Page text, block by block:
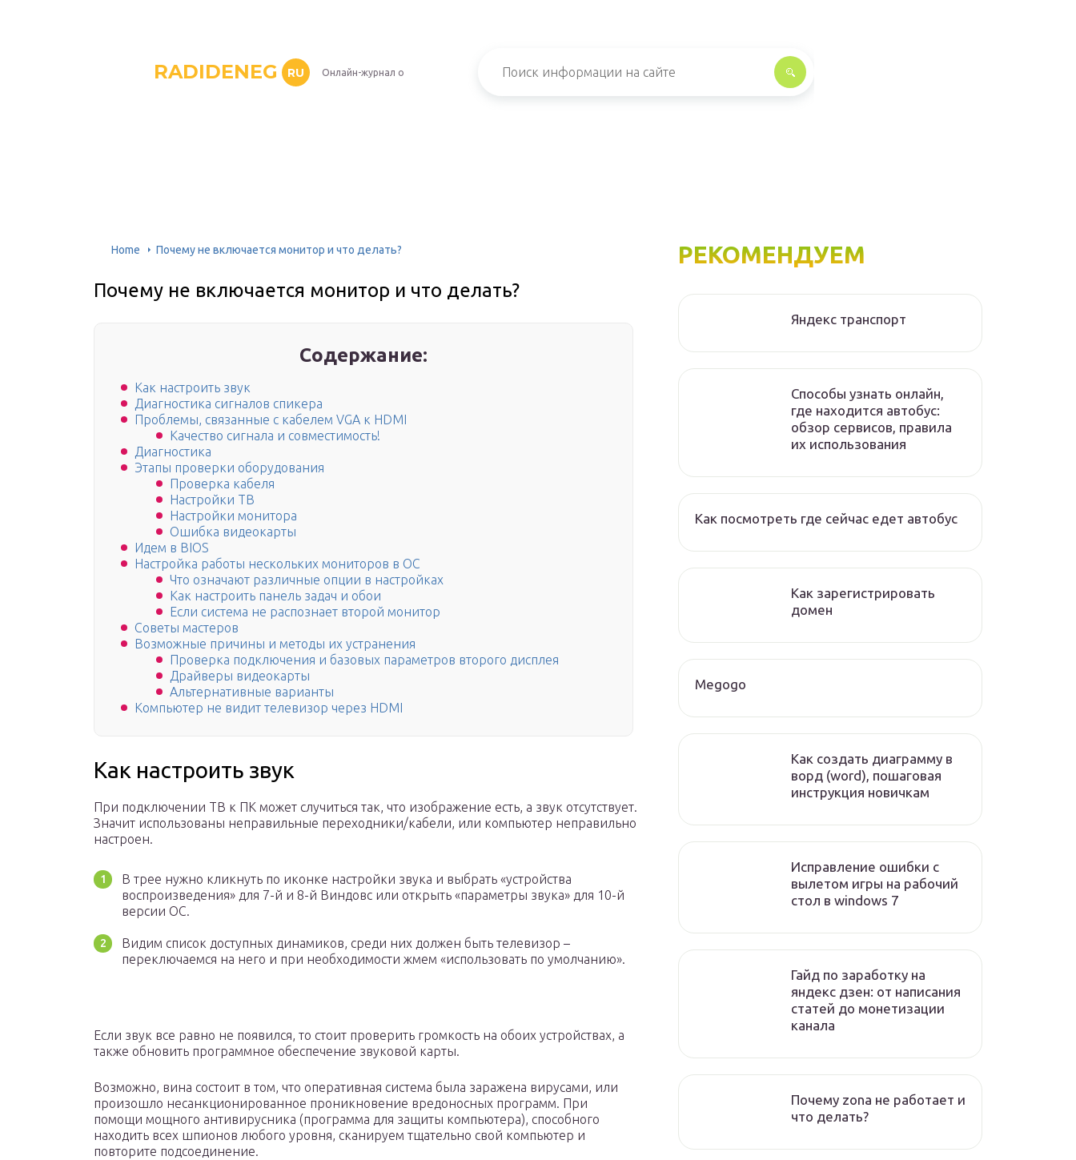
RADIDENEG RU Онлайн-журнал о
Home Почему не включается монитор и что делать?
Почему не включается монитор и что делать?
Содержание:
Как настроить звук
Диагностика сигналов спикера
Проблемы, связанные с кабелем VGA к HDMI
Качество сигнала и совместимость!
Диагностика
Этапы проверки оборудования
Проверка кабеля
Настройки ТВ
Настройки монитора
Ошибка видеокарты
Идем в BIOS
Настройка работы нескольких мониторов в ОС
Что означают различные опции в настройках
Как настроить панель задач и обои
Если система не распознает второй монитор
Советы мастеров
Возможные причины и методы их устранения
Проверка подключения и базовых параметров второго дисплея
Драйверы видеокарты
Альтернативные варианты
Компьютер не видит телевизор через HDMI
Как настроить звук
При подключении ТВ к ПК может случиться так, что изображение есть, а звук отсутствует.
Значит использованы неправильные переходники/кабели, или компьютер неправильно
настроен.
В трее нужно кликнуть по иконке настройки звука и выбрать «устройства
воспроизведения» для 7-й и 8-й Виндовс или открыть «параметры звука» для 10-й
версии ОС.
Видим список доступных динамиков, среди них должен быть телевизор –
переключаемся на него и при необходимости жмем «использовать по умолчанию».
Если звук все равно не появился, то стоит проверить громкость на обоих устройствах, а
также обновить программное обеспечение звуковой карты.
Возможно, вина состоит в том, что оперативная система была заражена вирусами, или
произошло несанкционированное проникновение вредоносных программ. При
помощи мощного антивирусника (программа для защиты компьютера), способного
находить всех шпионов любого уровня, сканируем тщательно свой компьютер и
повторите подсоединение.
РЕКОМЕНДУЕМ
Яндекс транспорт
Способы узнать онлайн,
где находится автобус:
обзор сервисов, правила
их использования
Как посмотреть где сейчас едет автобус
Как зарегистрировать
домен
Megogo
Как создать диаграмму в
ворд (word), пошаговая
инструкция новичкам
Исправление ошибки с
вылетом игры на рабочий
стол в windows 7
Гайд по заработку на
яндекс дзен: от написания
статей до монетизации
канала
Почему zona не работает и
что делать?